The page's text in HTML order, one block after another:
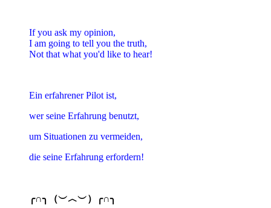
If you ask my opinion,
I am going to tell you the truth,
Not that what you'd like to hear!
Ein erfahrener Pilot ist,
wer seine Erfahrung benutzt,
um Situationen zu vermeiden,
die seine Erfahrung erfordern!
╭∩╮（︶︿︶）╭∩╮